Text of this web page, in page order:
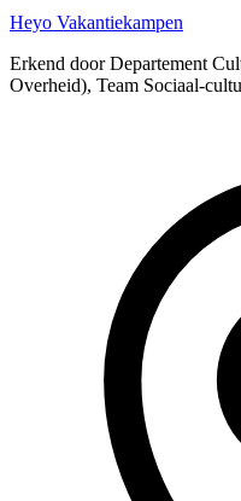
Heyo Vakantiekampen
Erkend door Departement
Overheid), Team Sociaal-